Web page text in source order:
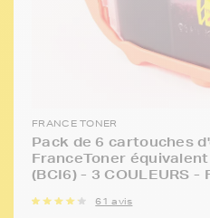
FRANCE TONER
Pack de 6 cartouches
FranceToner équivalent
(BCI6) - 3 COULEURS
61 avis